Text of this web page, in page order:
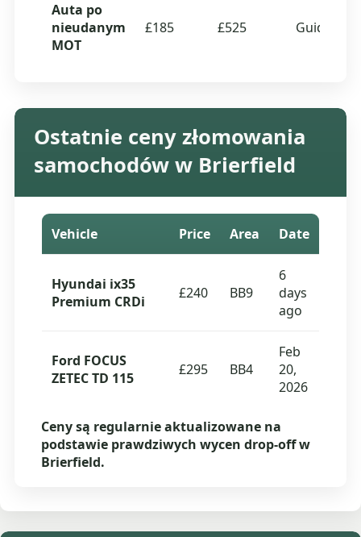
Auta po
nieudanym
MOT
£185 £525 Guide
Ostatnie ceny złomowania
samochodów w Brierfield
Vehicle Price Area Date
Hyundai ix35
Premium CRDi
£240 BB9
6
days
ago
Ford FOCUS
ZETEC TD 115
£295 BB4
Feb
20,
2026
Ceny są regularnie aktualizowane na
podstawie prawdziwych wycen drop-off w
Brierfield.